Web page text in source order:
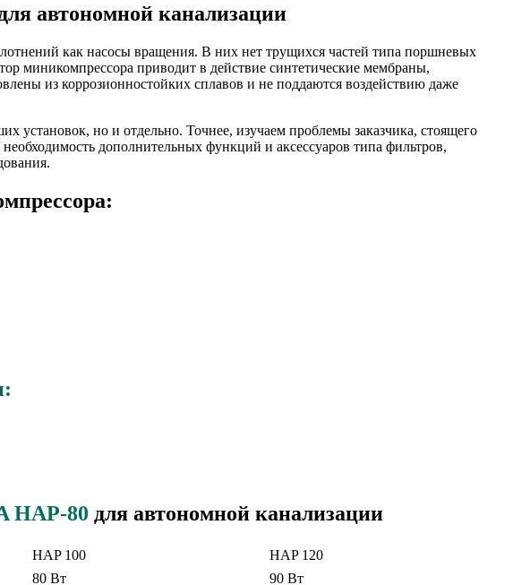
автономной канализации
как насосы вращения. В них нет трущихся частей типа поршневых
миникомпрессора приводит в действие синтетические мембраны,
из коррозионностойких сплавов и не поддаются воздействию даже
но и отдельно. Точнее, изучаем проблемы заказчика, стоящего
дополнительных функций и аксессуаров типа фильтров,
HAP-80 для автономной канализации
HAP 100
HAP 120
80 Вт 90 Вт